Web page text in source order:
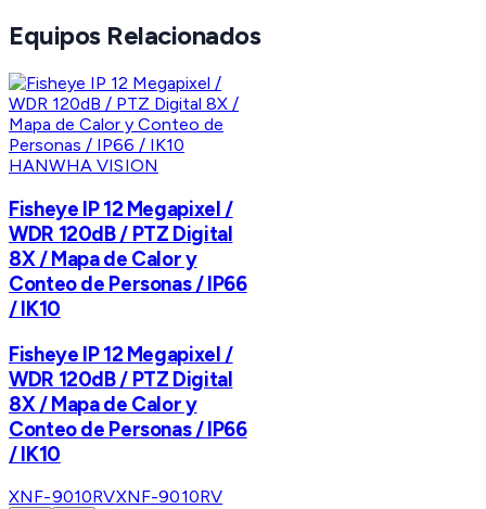
Equipos Relacionados
HANWHA VISION
Fisheye IP 12 Megapixel /
WDR 120dB / PTZ Digital
8X / Mapa de Calor y
Conteo de Personas / IP66
/ IK10
Fisheye IP 12 Megapixel /
WDR 120dB / PTZ Digital
8X / Mapa de Calor y
Conteo de Personas / IP66
/ IK10
XNF-9010RVXNF-9010RV